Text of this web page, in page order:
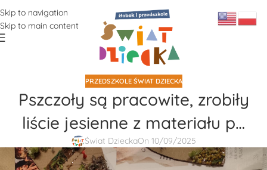
Skip to navigation
Skip to main content
PRZEDSZKOLE ŚWIAT DZIECKA
Pszczoły są pracowite, zrobiły
liście jesienne z materiału p…
Świat DzieckaOn 10/09/2025